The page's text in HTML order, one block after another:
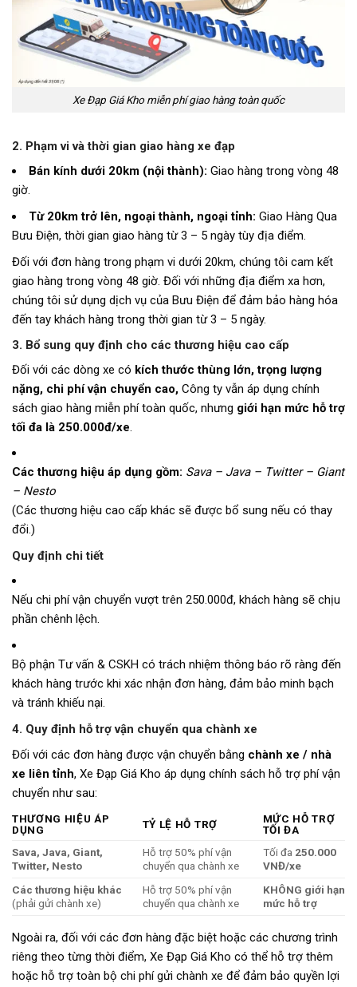
Xe Đạp Giá Kho miễn phí giao hàng toàn quốc
2. Phạm vi và thời gian giao hàng xe đạp
Bán kính dưới 20km (nội thành): Giao hàng trong vòng 48
giờ.
Từ 20km trở lên, ngoại thành, ngoại tỉnh: Giao Hàng Qua
Bưu Điện, thời gian giao hàng từ 3 – 5 ngày tùy địa điểm.
Đối với đơn hàng trong phạm vi dưới 20km, chúng tôi cam kết
giao hàng trong vòng 48 giờ. Đối với những địa điểm xa hơn,
chúng tôi sử dụng dịch vụ của Bưu Điện để đảm bảo hàng hóa
đến tay khách hàng trong thời gian từ 3 – 5 ngày.
3. Bổ sung quy định cho các thương hiệu cao cấp
Đối với các dòng xe có kích thước thùng lớn, trọng lượng
nặng, chi phí vận chuyển cao, Công ty vẫn áp dụng chính
sách giao hàng miễn phí toàn quốc, nhưng giới hạn mức hỗ trợ
tối đa là 250.000đ/xe.
Các thương hiệu áp dụng gồm: Sava – Java – Twitter – Giant
– Nesto
(Các thương hiệu cao cấp khác sẽ được bổ sung nếu có thay
đổi.)
Quy định chi tiết
Nếu chi phí vận chuyển vượt trên 250.000đ, khách hàng sẽ chịu
phần chênh lệch.
Bộ phận Tư vấn & CSKH có trách nhiệm thông báo rõ ràng đến
khách hàng trước khi xác nhận đơn hàng, đảm bảo minh bạch
và tránh khiếu nại.
4. Quy định hỗ trợ vận chuyển qua chành xe
Đối với các đơn hàng được vận chuyển bằng chành xe / nhà
xe liên tỉnh, Xe Đạp Giá Kho áp dụng chính sách hỗ trợ phí vận
chuyển như sau:
THƯƠNG HIỆU ÁP
DỤNG
TỶ LỆ HỖ TRỢ
MỨC HỖ TRỢ
TỐI ĐA
Sava, Java, Giant,
Twitter, Nesto
Hỗ trợ 50% phí vận
chuyển qua chành xe
Tối đa 250.000
VNĐ/xe
Các thương hiệu khác
(phải gửi chành xe)
Hỗ trợ 50% phí vận
chuyển qua chành xe
KHÔNG giới hạn
mức hỗ trợ
Ngoài ra, đối với các đơn hàng đặc biệt hoặc các chương trình
riêng theo từng thời điểm, Xe Đạp Giá Kho có thể hỗ trợ thêm
hoặc hỗ trợ toàn bộ chi phí gửi chành xe để đảm bảo quyền lợi